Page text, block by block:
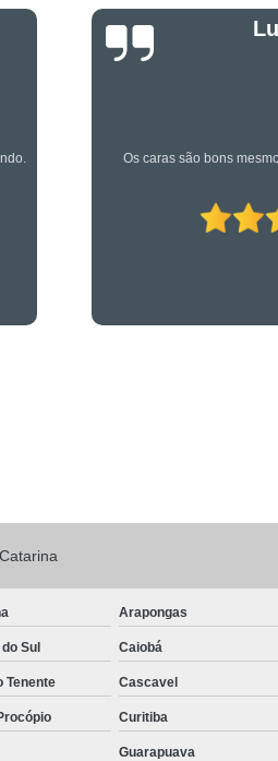
em Suportes para
Serviço
Arapongas
Sul Caiobá
Tenente Cascavel
Curitiba
Guarapuava